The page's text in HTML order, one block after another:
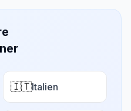
🇮🇹Italien